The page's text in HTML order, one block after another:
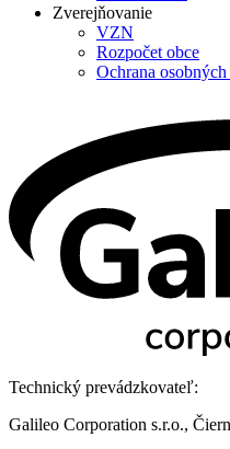
Zverejňovanie
VZN
Rozpočet obce
Ochrana
Technický prevádzkovateľ:
Galileo Corporation s.r.o.,